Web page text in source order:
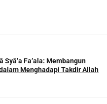
Syā’a Fa’ala: Membangun
Menghadapi Takdir Allah